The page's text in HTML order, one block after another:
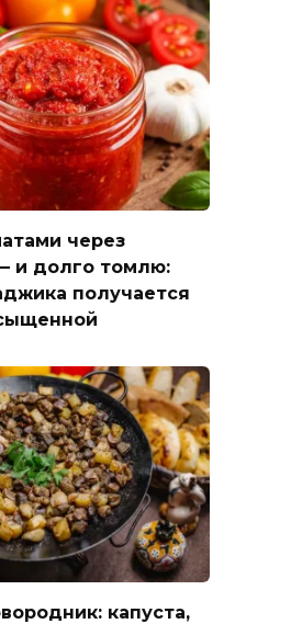
через
и долго томлю:
получается
капуста,